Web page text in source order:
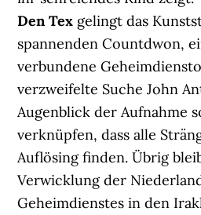
Den Tex gelingt das
spannenden Countdwon,
verbundene
verzweifelte Suche John
Augenblick der Aufnahme
verknüpfen, dass alle
Auflösing finden. Übrig
Verwicklung der
Geheimdienstes in den